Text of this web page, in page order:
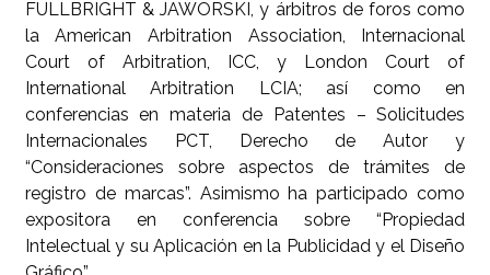
FULLBRIGHT & JAWORSKI, y árbitros de foros como
la American Arbitration Association, Internacional
Court of Arbitration, ICC, y London Court of
International Arbitration LCIA; así como en
conferencias en materia de Patentes – Solicitudes
Internacionales PCT, Derecho de Autor y
“Consideraciones sobre aspectos de trámites de
registro de marcas”. Asimismo ha participado como
expositora en conferencia sobre “Propiedad
Intelectual y su Aplicación en la Publicidad y el Diseño